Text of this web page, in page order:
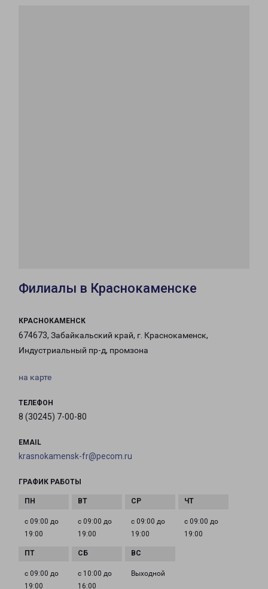
Филиалы в Краснокаменске
КРАСНОКАМЕНСК
674673, Забайкальский край, г. Краснокаменск,
Индустриальный пр-д, промзона
на карте
ТЕЛЕФОН
8 (30245) 7-00-80
EMAIL
krasnokamensk-fr@pecom.ru
ГРАФИК РАБОТЫ
с 09:00 до
19:00
с 09:00 до
19:00
с 09:00 до
19:00
с 09:00 до
19:00
с 09:00 до
19:00
с 10:00 до
16:00
Выходной